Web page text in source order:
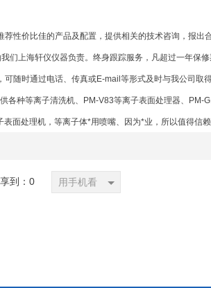
性价比佳的产品及配置，提供相关的技术咨询，报出
们上海轩仪仪器负责。终身跟踪服务，凡超过一年保
随时通过电话、传真或E-mail等形式及时与我公司取
各种等离子清洗机、 PM-V83等离子表面处理器、 PM-
表面处理机 ， 等离子体*用喷嘴、因为*业，所以值得信
到： 0 用手机看